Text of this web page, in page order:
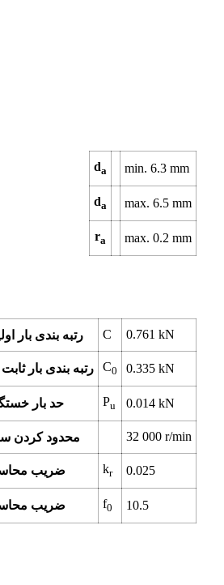
da min. 6.3mm
da max. 6.5mm
ra max. 0.2mm
رتبه بندی بار C 0.761kN
رتبه بندی بار C0 0.335kN
حد بار Pu 0.014kN
محدود کردن 32 000r/min
ضریب kr 0.025
ضریب f0 10.5